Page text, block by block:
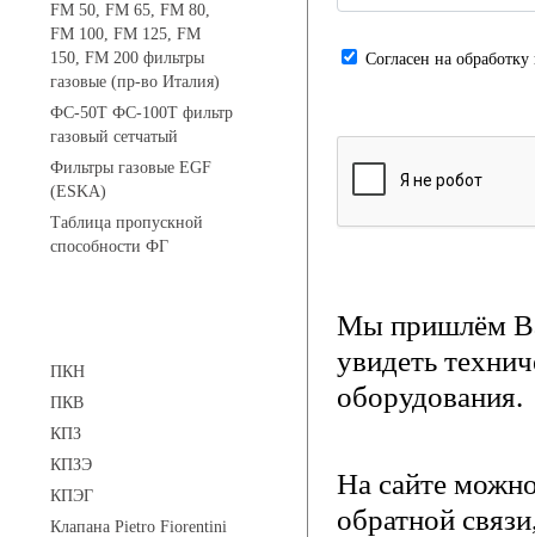
FM 50, FM 65, FM 80,
FM 100, FM 125, FM
150, FM 200 фильтры
газовые (пр-во Италия)
ФС-50Т ФС-100Т фильтр
газовый сетчатый
Фильтры газовые EGF
(ESKA)
Таблица пропускной
способности ФГ
ПКН
ПКВ
КПЗ
КПЗЭ
КПЭГ
Клапана Pietro Fiorentini
Cогласен на
Мы пришлём
увидеть
оборудования.
На сайте
обратной